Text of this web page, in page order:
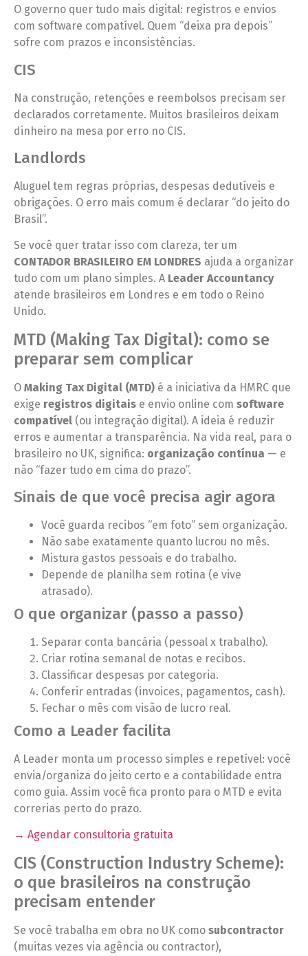
O governo quer tudo mais digital: registros e envios
com software compatível. Quem “deixa pra depois”
sofre com prazos e inconsistências.
CIS
Na construção, retenções e reembolsos precisam ser
declarados corretamente. Muitos brasileiros deixam
dinheiro na mesa por erro no CIS.
Landlords
Aluguel tem regras próprias, despesas dedutíveis e
obrigações. O erro mais comum é declarar “do jeito do
Brasil”.
Se você quer tratar isso com clareza, ter um
CONTADOR BRASILEIRO EM LONDRES ajuda a organizar
tudo com um plano simples. A Leader Accountancy
atende brasileiros em Londres e em todo o Reino
Unido.
MTD (Making Tax Digital): como se
preparar sem complicar
O Making Tax Digital (MTD) é a iniciativa da HMRC que
exige registros digitais e envio online com software
compatível (ou integração digital). A ideia é reduzir
erros e aumentar a transparência. Na vida real, para o
brasileiro no UK, significa: organização contínua — e
não “fazer tudo em cima do prazo”.
Sinais de que você precisa agir agora
Você guarda recibos “em foto” sem organização.
Não sabe exatamente quanto lucrou no mês.
Mistura gastos pessoais e do trabalho.
Depende de planilha sem rotina (e vive
atrasado).
O que organizar (passo a passo)
Separar conta bancária (pessoal x trabalho).
Criar rotina semanal de notas e recibos.
Classificar despesas por categoria.
Conferir entradas (invoices, pagamentos, cash).
Fechar o mês com visão de lucro real.
Como a Leader facilita
A Leader monta um processo simples e repetível: você
envia/organiza do jeito certo e a contabilidade entra
como guia. Assim você fica pronto para o MTD e evita
correrias perto do prazo.
→ Agendar consultoria gratuita
CIS (Construction Industry Scheme):
o que brasileiros na construção
precisam entender
Se você trabalha em obra no UK como subcontractor
(muitas vezes via agência ou contractor),